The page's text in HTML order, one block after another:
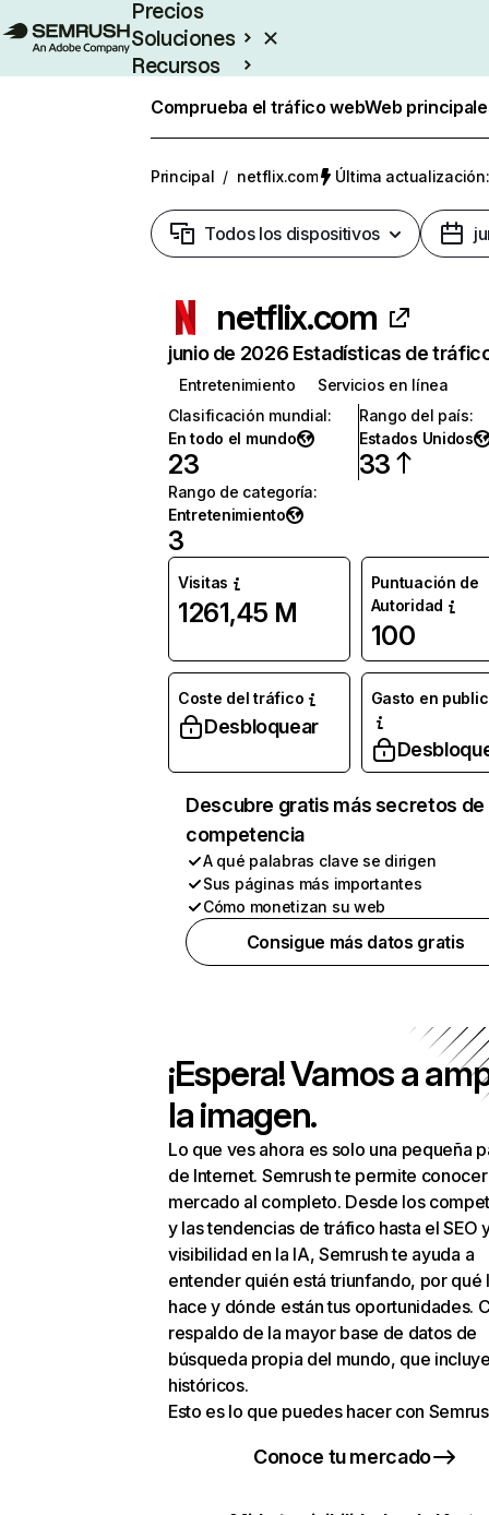
Precios
Soluciones
Recursos
Comprueba el tráfico webWeb
Principal / netflix.com Última
Todos los dispositivos
netflix.com
junio de 2026 Estadísticas de
Entretenimiento
Servicios en línea
Clasificación mundial:
En todo el mundo
23
Rango del país:
Estados Unidos
33
Rango de categoría:
Entretenimiento
3
Visitas
1261,45 M
Puntuación de
Autoridad
100
Coste del tráfico
Desbloquear
Gasto en
Descubre gratis más secretos de
competencia
A qué palabras clave se dirigen
Sus páginas más importantes
Cómo monetizan su web
Consigue más datos gratis
¡Espera! Vamos a
la imagen.
Lo que ves ahora es solo una pequeña
de Internet. Semrush te permite
mercado al completo. Desde los
y las tendencias de tráfico hasta el SEO
visibilidad en la IA, Semrush te ayuda a
entender quién está triunfando, por qué
hace y dónde están tus oportunidades.
respaldo de la mayor base de datos de
búsqueda propia del mundo, que
históricos.
Esto es lo que puedes hacer con
Conoce tu mercado